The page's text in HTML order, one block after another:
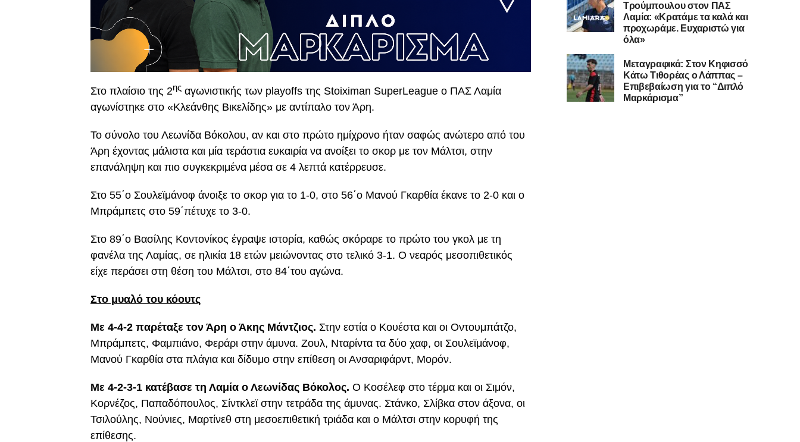
Στο πλαίσιο της 2ης αγωνιστικής των playoffs της Stoiximan SuperLeague ο ΠΑΣ Λαμία
αγωνίστηκε στο «Κλεάνθης Βικελίδης» με αντίπαλο τον Άρη.
Το σύνολο του Λεωνίδα Βόκολου, αν και στο πρώτο ημίχρονο ήταν σαφώς ανώτερο από του
Άρη έχοντας μάλιστα και μία τεράστια ευκαιρία να ανοίξει το σκορ με τον Μάλτσι, στην
επανάληψη και πιο συγκεκριμένα μέσα σε 4 λεπτά κατέρρευσε.
Στο 55΄ο Σουλεϊμάνοφ άνοιξε το σκορ για το 1-0, στο 56΄ο Μανού Γκαρθία έκανε το 2-0 και ο
Μπράμπετς στο 59΄πέτυχε το 3-0.
Στο 89΄ο Βασίλης Κοντονίκος έγραψε ιστορία, καθώς σκόραρε το πρώτο του γκολ με τη
φανέλα της Λαμίας, σε ηλικία 18 ετών μειώνοντας στο τελικό 3-1. Ο νεαρός μεσοπιθετικός
είχε περάσει στη θέση του Μάλτσι, στο 84΄του αγώνα.
Στο μυαλό του κόουτς
Με 4-4-2 παρέταξε τον Άρη ο Άκης Μάντζιος. Στην εστία ο Κουέστα και οι Οντουμπάτζο,
Μπράμπετς, Φαμπιάνο, Φεράρι στην άμυνα. Ζουλ, Νταρίντα τα δύο χαφ, οι Σουλεϊμάνοφ,
Μανού Γκαρθία στα πλάγια και δίδυμο στην επίθεση οι Ανσαριφάρντ, Μορόν.
Με 4-2-3-1 κατέβασε τη Λαμία ο Λεωνίδας Βόκολος. Ο Κοσέλεφ στο τέρμα και οι Σιμόν,
Κορνέζος, Παπαδόπουλος, Σίντκλεϊ στην τετράδα της άμυνας. Στάνκο, Σλίβκα στον άξονα, οι
Τσιλούλης, Νούνιες, Μαρτίνεθ στη μεσοεπιθετική τριάδα και ο Μάλτσι στην κορυφή της
επίθεσης.
Τρούμπουλου στον ΠΑΣ
Λαμία: «Κρατάμε τα καλά και
προχωράμε. Ευχαριστώ για
όλα»
Μεταγραφικά: Στον Κηφισσό
Κάτω Τιθορέας ο Λάππας –
Επιβεβαίωση για το “Διπλό
Μαρκάρισμα”